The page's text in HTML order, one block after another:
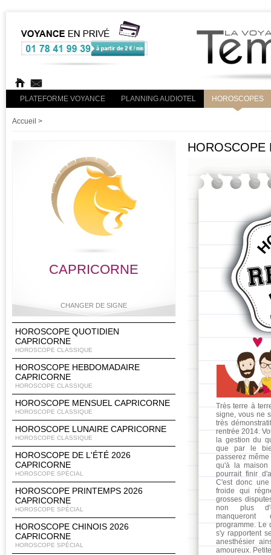
PLATEFORME VOYANCE PLANNING AUDIOTEL HOROSCOPES
Accueil >
CAPRICORNE
CHANGER DE SIGNE
Lion Vierge
Sagittaire Capricorne
HOROSCOPE QUOTIDIEN
CAPRICORNE
HOROSCOPE CLASSIQUE
HOROSCOPE HEBDOMADAIRE
CAPRICORNE
HOROSCOPE CLASSIQUE
HOROSCOPE MENSUEL CAPRICORNE
HOROSCOPE CLASSIQUE
HOROSCOPE LUNAIRE CAPRICORNE
HOROSCOPE CLASSIQUE
HOROSCOPE DE L'ÉTÉ 2026
CAPRICORNE
HOROSCOPE SPÉCIAL
HOROSCOPE PRINTEMPS 2026
CAPRICORNE
HOROSCOPE SPÉCIAL
HOROSCOPE CHINOIS 2026
CAPRICORNE
HOROSCOPE SPÉCIAL
HOROSCOPE
Très terre à
signe, vous ne
très
rentrée 2014.
la gestion du
que par le
passerez même
qu'à la
pourrait finir
C'est donc
froide qui
grosses
non plus
manqueront
programme. Le
s'y rapportent
anesthésier
amoureux.